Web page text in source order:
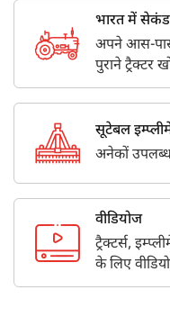
भारत में सेकंड
अपने आस-पास
पुराने ट्रैक्टर
सूटेबल
अनेकों
वीडियोज
ट्रैक्टर्स,
के लिए